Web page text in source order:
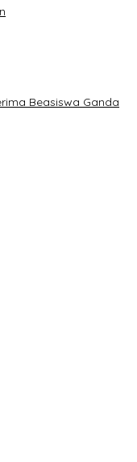
Beasiswa Ganda